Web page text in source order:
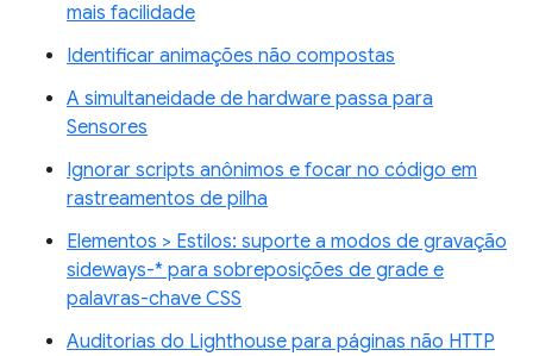
mais facilidade
Identificar animações não compostas
A simultaneidade de hardware passa para
Sensores
Ignorar scripts anônimos e focar no código em
rastreamentos de pilha
Elementos > Estilos: suporte a modos de gravação
sideways-* para sobreposições de grade e
palavras-chave CSS
Auditorias do Lighthouse para páginas não HTTP